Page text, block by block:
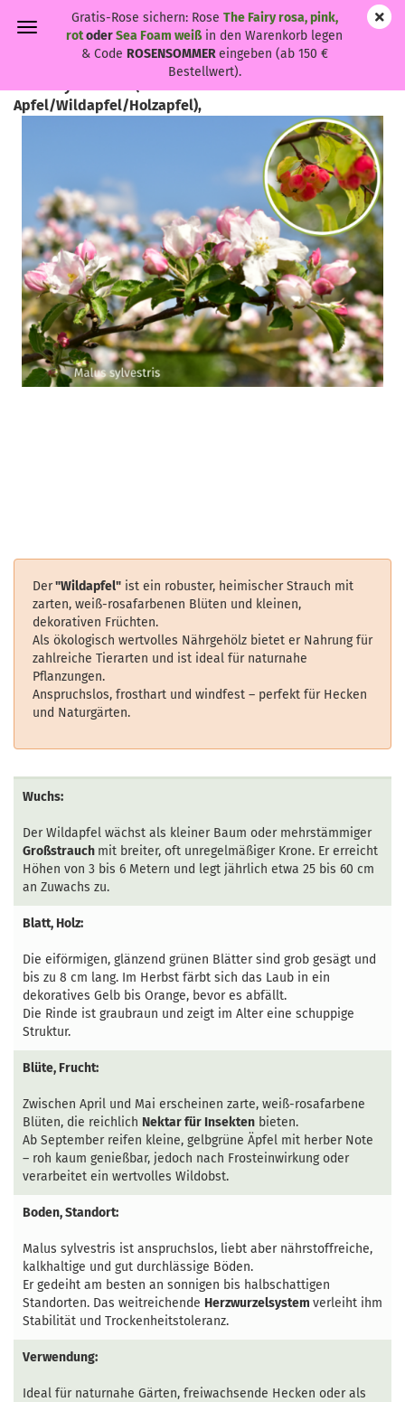
Gratis-Rose sichern: Rose The Fairy rosa, pink,
rotoderSea Foam weißin den Warenkorb legen
& Code ROSENSOMMEReingeben (ab 150 €
Bestellwert).
Apfel/Wildapfel/Holzapfel),
Der"Wildapfel" ist ein robuster, heimischer Strauch mit
zarten, weiß-rosafarbenen Blüten und kleinen,
dekorativen Früchten.
Als ökologisch wertvolles Nährgehölz bietet er Nahrung für
zahlreiche Tierarten und ist ideal für naturnahe
Pflanzungen.
Anspruchslos, frosthart und windfest – perfekt für Hecken
und Naturgärten.
Wuchs:
Der Wildapfel wächst als kleiner Baum oder mehrstämmiger
Großstrauch mit breiter, oft unregelmäßiger Krone. Er erreicht
Höhen von 3 bis 6 Metern und legt jährlich etwa 25 bis 60 cm
an Zuwachs zu.
Blatt, Holz:
Die eiförmigen, glänzend grünen Blätter sind grob gesägt und
bis zu 8 cm lang. Im Herbst färbt sich das Laub in ein
dekoratives Gelb bis Orange, bevor es abfällt.
Die Rinde ist graubraun und zeigt im Alter eine schuppige
Struktur.
Blüte, Frucht:
Zwischen April und Mai erscheinen zarte, weiß-rosafarbene
Blüten, die reichlich Nektar für Insekten bieten.
Ab September reifen kleine, gelbgrüne Äpfel mit herber Note
– roh kaum genießbar, jedoch nach Frosteinwirkung oder
verarbeitet ein wertvolles Wildobst.
Boden, Standort:
Malus sylvestris ist anspruchslos, liebt aber nährstoffreiche,
kalkhaltige und gut durchlässige Böden.
Er gedeiht am besten an sonnigen bis halbschattigen
Standorten. Das weitreichende Herzwurzelsystem verleiht ihm
Stabilität und Trockenheitstoleranz.
Verwendung:
Ideal für naturnahe Gärten, freiwachsende Hecken oder als